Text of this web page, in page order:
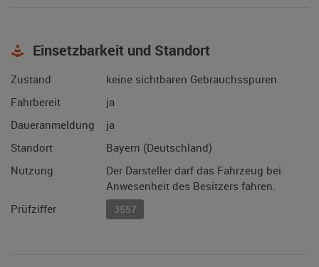
Einsetzbarkeit und Standort
Zustand
keine sichtbaren Gebrauchsspuren
Fahrbereit
ja
Daueranmeldung
ja
Standort
Bayern (Deutschland)
Nutzung
Der Darsteller darf das Fahrzeug bei
Anwesenheit des Besitzers fahren.
Prüfziffer
3557